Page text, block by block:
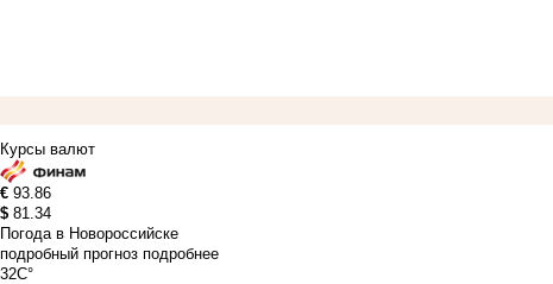
Курсы валют
€ 93.86
$ 81.34
Погода в Новороссийске
подробный прогноз подробнее
32C°